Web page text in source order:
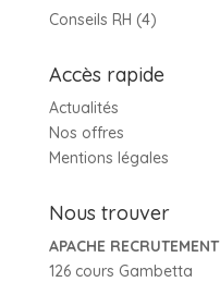
Conseils RH (4)
Accès rapide
Actualités
Nos offres
Mentions légales
Nous trouver
APACHE RECRUTEMENT
126 cours Gambetta